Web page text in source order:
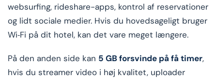
websurfing, rideshare-apps, kontrol af reservationer
og lidt sociale medier. Hvis du hovedsageligt bruger
Wi‑Fi på dit hotel, kan det vare meget længere.
På den anden side kan 5 GB forsvinde på få timer,
hvis du streamer video i høj kvalitet, uploader